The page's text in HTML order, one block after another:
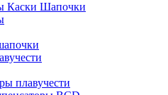
Каски Шапочки
плавучести